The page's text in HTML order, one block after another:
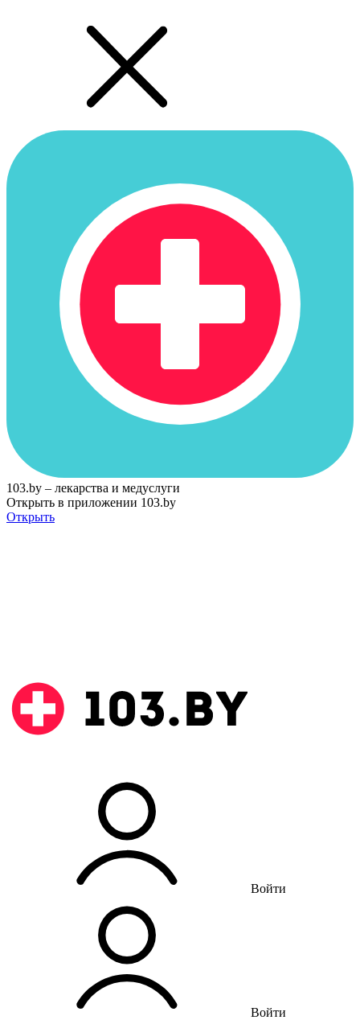
103.by – лекарства и медуслуги
Открыть в приложении 103.by
Открыть
Войти
Войти